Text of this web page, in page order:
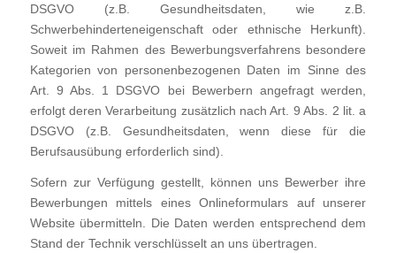
DSGVO (z.B. Gesundheitsdaten, wie z.B.
Schwerbehinderteneigenschaft oder ethnische Herkunft).
Soweit im Rahmen des Bewerbungsverfahrens besondere
Kategorien von personenbezogenen Daten im Sinne des
Art. 9 Abs. 1 DSGVO bei Bewerbern angefragt werden,
erfolgt deren Verarbeitung zusätzlich nach Art. 9 Abs. 2 lit. a
DSGVO (z.B. Gesundheitsdaten, wenn diese für die
Berufsausübung erforderlich sind).
Sofern zur Verfügung gestellt, können uns Bewerber ihre
Bewerbungen mittels eines Onlineformulars auf unserer
Website übermitteln. Die Daten werden entsprechend dem
Stand der Technik verschlüsselt an uns übertragen.